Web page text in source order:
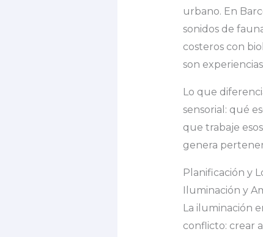
urbano. En
sonidos de
costeros con
son
Lo que
sensorial: qué
que trabaje
genera
Planificación y
Iluminación y
La iluminación
conflicto: crear